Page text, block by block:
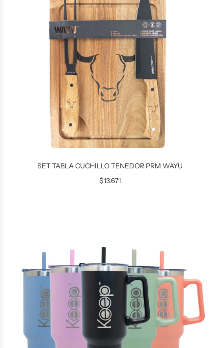
SET TABLA CUCHILLO TENEDOR PRM WAYU
$13.671